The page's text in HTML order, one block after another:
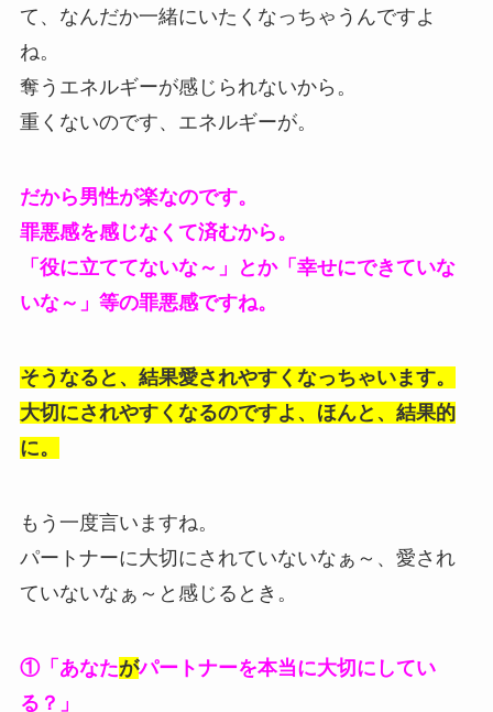
て、なんだか一緒にいたくなっちゃうんですよ
ね。
奪うエネルギーが感じられないから。
重くないのです、エネルギーが。
だから男性が楽なのです。
罪悪感を感じなくて済むから。
「役に立ててないな～」とか「幸せにできていな
いな～」等の罪悪感ですね。
そうなると、結果愛されやすくなっちゃいます。
大切にされやすくなるのですよ、ほんと、結果的
に。
もう一度言いますね。
パートナーに大切にされていないなぁ～、愛され
ていないなぁ～と感じるとき。
①「あなたがパートナーを本当に大切にしてい
る？」